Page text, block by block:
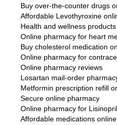
Buy over-the-counter drugs
Affordable Levothyroxine
Health and wellness
Online pharmacy for heart
Buy cholesterol medication
Online pharmacy for
Online pharmacy reviews
Losartan mail-order
Metformin prescription refill
Secure online pharmacy
Online pharmacy for Lisinopril
Affordable medications online